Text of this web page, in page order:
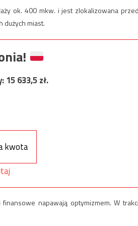
ok. 400 mkw. i jest zlokalizowana
dużych miast.
15 633,5zł.
kwota
napawają optymizmem. W